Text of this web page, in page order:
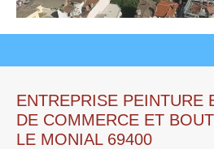
ENTREPRISE PEINTURE
DE COMMERCE ET
LE MONIAL 69400